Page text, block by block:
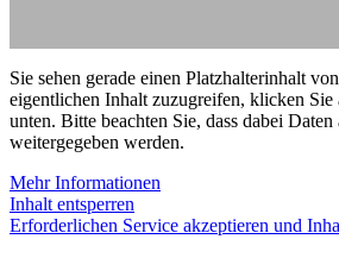
Sie sehen gerade einen Platzhalterinhalt von
eigentlichen Inhalt zuzugreifen, klicken Sie
unten. Bitte beachten Sie, dass dabei
weitergegeben werden.
Mehr Informationen
Inhalt entsperren
Erforderlichen Service akzeptieren und